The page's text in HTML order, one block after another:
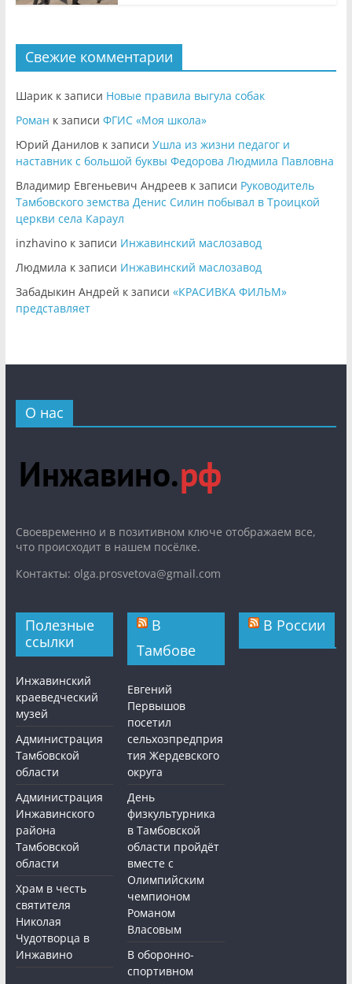
Свежие комментарии
Шарикк записи Новые правила выгула собак
Роман к записи ФГИС «Моя школа»
Юрий Даниловк записи Ушла из жизни педагог и
наставник с большой буквы Федорова Людмила Павловна
Владимир Евгеньевич Андреевк записи Руководитель
Тамбовского земства Денис Силин побывал в Троицкой
церкви села Караул
inzhavinoк записи Инжавинский маслозавод
Людмила к записи Инжавинский маслозавод
Забадыкин Андрей к записи «КРАСИВКА ФИЛЬМ»
представляет
О нас
Cвоевременно и в позитивном ключе отображаем все,
что происходит в нашем посёлке.
Контакты: olga.prosvetova@gmail.com
Полезные
ссылки
Инжавинский
краеведческий
музей
Администрация
Тамбовской
области
Администрация
Инжавинского
района
Тамбовской
области
Храм в честь
святителя
Николая
Чудотворца в
Инжавино
В
Тамбове
Евгений
Первышов
посетил
сельхозпредприя
тия Жердевского
округа
День
физкультурника
в Тамбовской
области пройдёт
вместе с
Олимпийским
чемпионом
Романом
Власовым
В оборонно-
спортивном
В России